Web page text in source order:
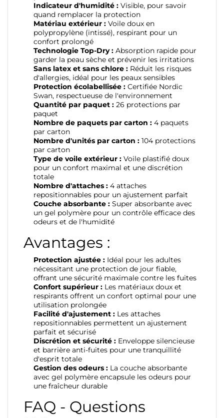
Indicateur d'humidité : Visible, pour savoir
quand remplacer la protection
Matériau extérieur : Voile doux en
polypropylène (intissé), respirant pour un
confort prolongé
Technologie Top-Dry : Absorption rapide pour
garder la peau sèche et prévenir les irritations
Sans latex et sans chlore : Réduit les risques
d'allergies, idéal pour les peaux sensibles
Protection écolabellisée : Certifiée Nordic
Swan, respectueuse de l'environnement
Quantité par paquet : 26 protections par
paquet
Nombre de paquets par carton : 4 paquets
par carton
Nombre d'unités par carton : 104 protections
par carton
Type de voile extérieur : Voile plastifié doux
pour un confort maximal et une discrétion
totale
Nombre d'attaches : 4 attaches
repositionnables pour un ajustement parfait
Couche absorbante : Super absorbante avec
un gel polymère pour un contrôle efficace des
odeurs et de l'humidité
Avantages :
Protection ajustée : Idéal pour les adultes
nécessitant une protection de jour fiable,
offrant une sécurité maximale contre les fuites
Confort supérieur : Les matériaux doux et
respirants offrent un confort optimal pour une
utilisation prolongée
Facilité d'ajustement : Les attaches
repositionnables permettent un ajustement
parfait et sécurisé
Discrétion et sécurité : Enveloppe silencieuse
et barrière anti-fuites pour une tranquillité
d'esprit totale
Gestion des odeurs : La couche absorbante
avec gel polymère encapsule les odeurs pour
une fraîcheur durable
FAQ - Questions